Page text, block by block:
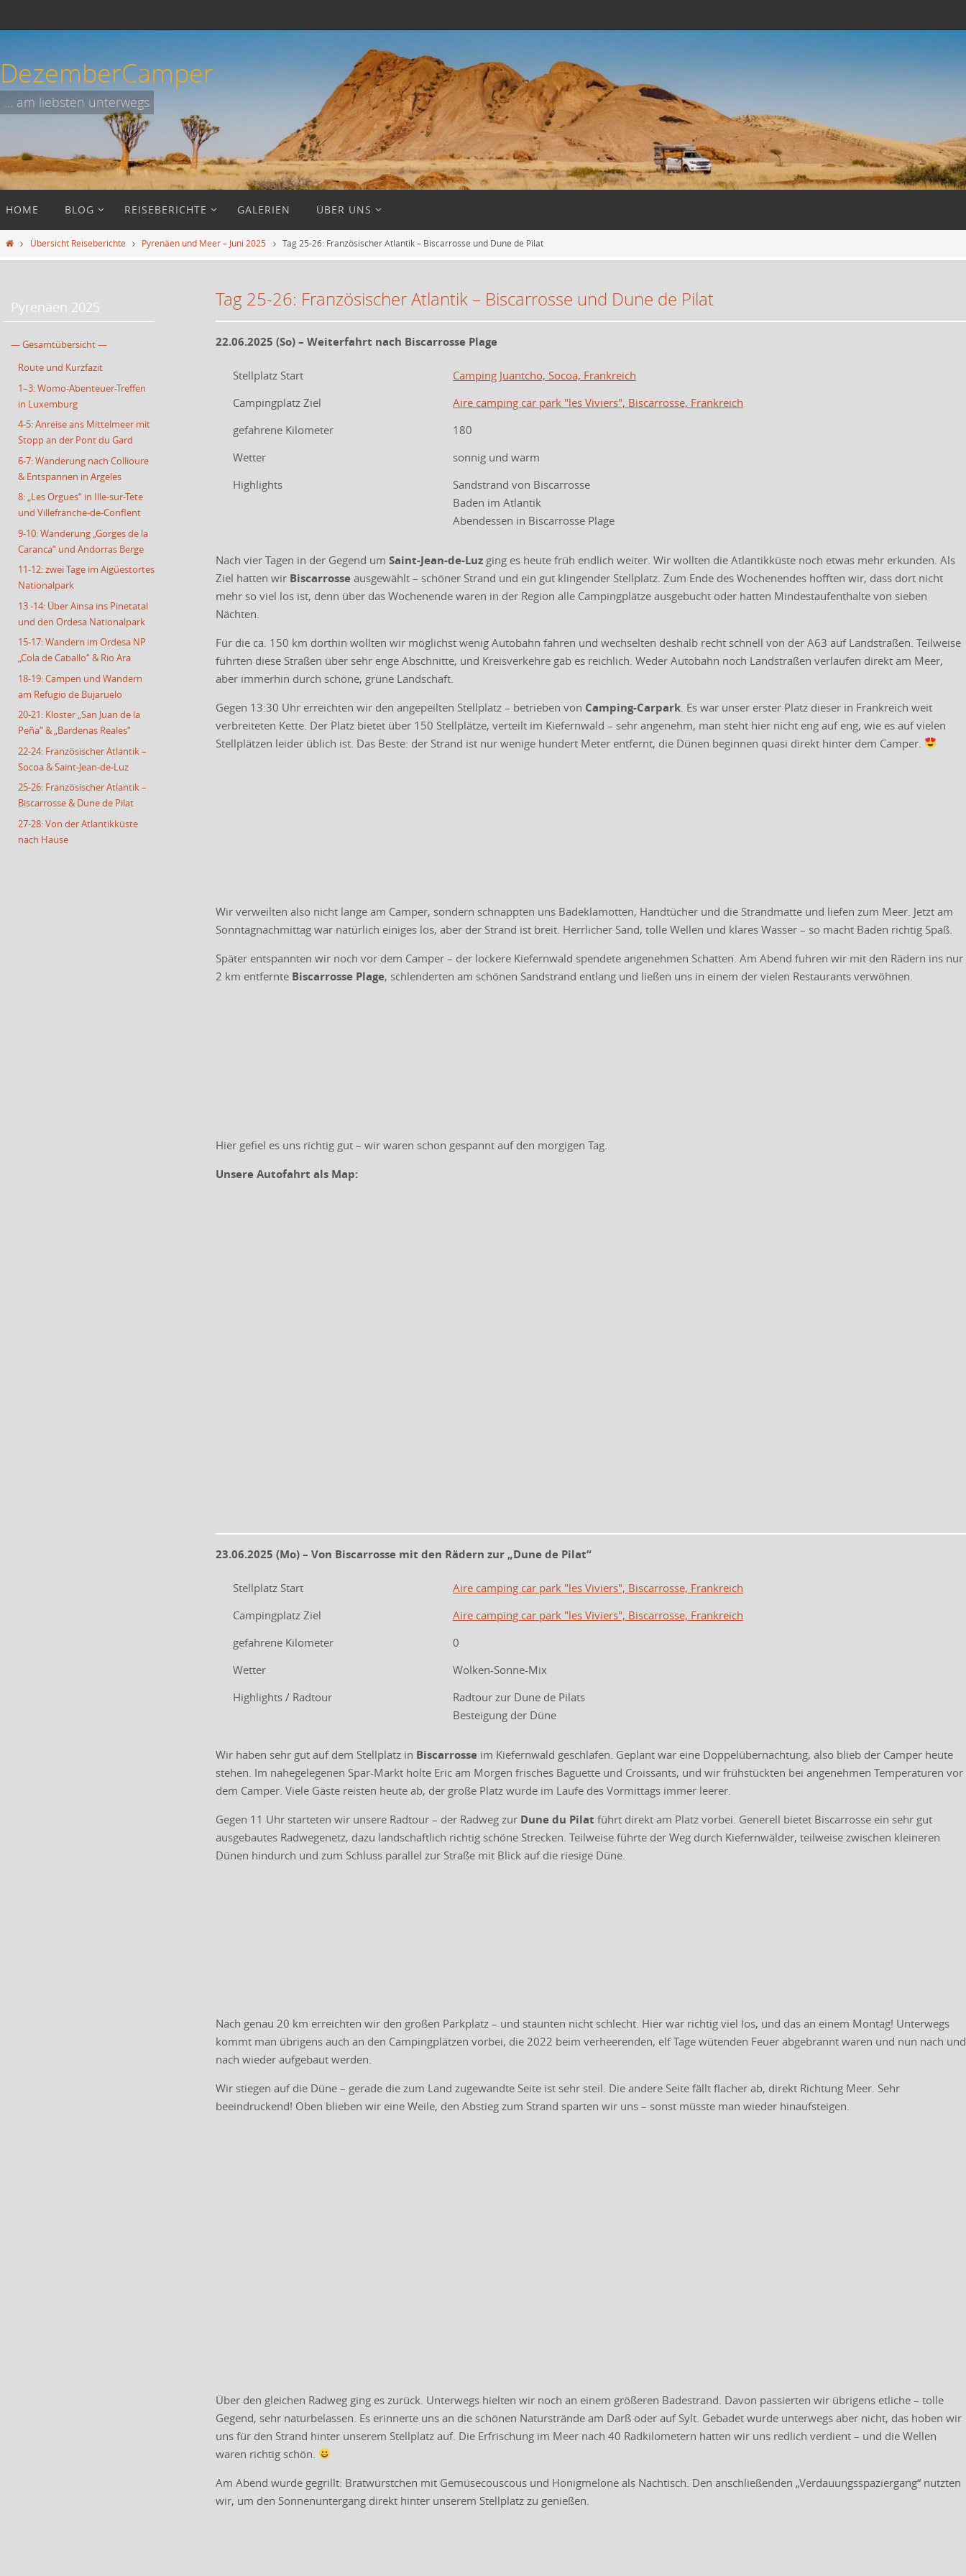
DezemberCamper
... am liebsten unterwegs
Inhalt
springen
HOME BLOG REISEBERICHTE GALERIEN ÜBER UNS
StartÜbersicht Reiseberichte Pyrenäen und Meer – Juni 2025 Tag 25-26: Französischer Atlantik – Biscarrosse und Dune de Pilat
Tag 25-26: Französischer Atlantik – Biscarrosse und Dune de Pilat
22.06.2025 (So) – Weiterfahrt nach Biscarrosse Plage
Stellplatz Start
Camping Juantcho, Socoa, Frankreich
Campingplatz Ziel
Aire camping car park "les Viviers", Biscarrosse, Frankreich
gefahrene Kilometer
180
Wetter
sonnig und warm
Highlights
Sandstrand von Biscarrosse
Baden im Atlantik
Abendessen in Biscarrosse Plage
Nach vier Tagen in der Gegend um Saint-Jean-de-Luz ging es heute früh endlich weiter. Wir wollten die Atlantikküste noch etwas mehr erkunden. Als
Ziel hatten wir Biscarrosse ausgewählt – schöner Strand und ein gut klingender Stellplatz. Zum Ende des Wochenendes hofften wir, dass dort nicht
mehr so viel los ist, denn über das Wochenende waren in der Region alle Campingplätze ausgebucht oder hatten Mindestaufenthalte von sieben
Nächten.
Für die ca. 150 km dorthin wollten wir möglichst wenig Autobahn fahren und wechselten deshalb recht schnell von der A63 auf Landstraßen. Teilweise
führten diese Straßen über sehr enge Abschnitte, und Kreisverkehre gab es reichlich. Weder Autobahn noch Landstraßen verlaufen direkt am Meer,
aber immerhin durch schöne, grüne Landschaft.
Gegen 13:30 Uhr erreichten wir den angepeilten Stellplatz – betrieben von Camping-Carpark . Es war unser erster Platz dieser in Frankreich weit
verbreiteten Kette. Der Platz bietet über 150 Stellplätze, verteilt im Kiefernwald – sehr angenehm, man steht hier nicht eng auf eng, wie es auf vielen
Stellplätzen leider üblich ist. Das Beste: der Strand ist nur wenige hundert Meter entfernt, die Dünen beginnen quasi direkt hinter dem Camper.
Wir verweilten also nicht lange am Camper, sondern schnappten uns Badeklamotten, Handtücher und die Strandmatte und liefen zum Meer. Jetzt am
Sonntagnachmittag war natürlich einiges los, aber der Strand ist breit. Herrlicher Sand, tolle Wellen und klares Wasser – so macht Baden richtig Spaß.
Später entspannten wir noch vor dem Camper – der lockere Kiefernwald spendete angenehmen Schatten. Am Abend fuhren wir mit den Rädern ins nur
2 km entfernte Biscarrosse Plage, schlenderten am schönen Sandstrand entlang und ließen uns in einem der vielen Restaurants verwöhnen.
Hier gefiel es uns richtig gut – wir waren schon gespannt auf den morgigen Tag.
Unsere Autofahrt als Map:
23.06.2025 (Mo) – Von Biscarrosse mit den Rädern zur „Dune de Pilat“
Stellplatz Start
Aire camping car park "les Viviers", Biscarrosse, Frankreich
Campingplatz Ziel
Aire camping car park "les Viviers", Biscarrosse, Frankreich
gefahrene Kilometer
0
Wetter
Wolken-Sonne-Mix
Highlights / Radtour
Radtour zur Dune de Pilats
Besteigung der Düne
Wir haben sehr gut auf dem Stellplatz in Biscarrosse im Kiefernwald geschlafen. Geplant war eine Doppelübernachtung, also blieb der Camper heute
stehen. Im nahegelegenen Spar-Markt holte Eric am Morgen frisches Baguette und Croissants, und wir frühstückten bei angenehmen Temperaturen vor
dem Camper. Viele Gäste reisten heute ab, der große Platz wurde im Laufe des Vormittags immer leerer.
Gegen 11 Uhr starteten wir unsere Radtour – der Radweg zur Dune du Pilat führt direkt am Platz vorbei. Generell bietet Biscarrosse ein sehr gut
ausgebautes Radwegenetz, dazu landschaftlich richtig schöne Strecken. Teilweise führte der Weg durch Kiefernwälder, teilweise zwischen kleineren
Dünen hindurch und zum Schluss parallel zur Straße mit Blick auf die riesige Düne.
Nach genau 20 km erreichten wir den großen Parkplatz – und staunten nicht schlecht. Hier war richtig viel los, und das an einem Montag! Unterwegs
kommt man übrigens auch an den Campingplätzen vorbei, die 2022 beim verheerenden, elf Tage wütenden Feuer abgebrannt waren und nun nach und
nach wieder aufgebaut werden.
Wir stiegen auf die Düne – gerade die zum Land zugewandte Seite ist sehr steil. Die andere Seite fällt flacher ab, direkt Richtung Meer. Sehr
beeindruckend! Oben blieben wir eine Weile, den Abstieg zum Strand sparten wir uns – sonst müsste man wieder hinaufsteigen.
Über den gleichen Radweg ging es zurück. Unterwegs hielten wir noch an einem größeren Badestrand. Davon passierten wir übrigens etliche – tolle
Gegend, sehr naturbelassen. Es erinnerte uns an die schönen Naturstrände am Darß oder auf Sylt. Gebadet wurde unterwegs aber nicht, das hoben wir
uns für den Strand hinter unserem Stellplatz auf. Die Erfrischung im Meer nach 40 Radkilometern hatten wir uns redlich verdient – und die Wellen
waren richtig schön.
Am Abend wurde gegrillt: Bratwürstchen mit Gemüsecouscous und Honigmelone als Nachtisch. Den anschließenden „Verdauungsspaziergang“ nutzten
wir, um den Sonnenuntergang direkt hinter unserem Stellplatz zu genießen.
Pyrenäen 2025
— Gesamtübersicht —
Route und Kurzfazit
1–3: Womo-Abenteuer-Treffen
in Luxemburg
4-5: Anreise ans Mittelmeer mit
Stopp an der Pont du Gard
6-7: Wanderung nach Collioure
& Entspannen in Argeles
8: „Les Orgues“ in Ille-sur-Tete
und Villefranche-de-Conflent
9-10: Wanderung „Gorges de la
Caranca“ und Andorras Berge
11-12: zwei Tage im Aigüestortes
Nationalpark
13 -14: Über Ainsa ins Pinetatal
und den Ordesa Nationalpark
15-17: Wandern im Ordesa NP
„Cola de Caballo“ & Rio Ara
18-19: Campen und Wandern
am Refugio de Bujaruelo
20-21: Kloster „San Juan de la
Peña“ & „Bardenas Reales“
22-24: Französischer Atlantik –
Socoa & Saint-Jean-de-Luz
25-26: Französischer Atlantik –
Biscarrosse & Dune de Pilat
27-28: Von der Atlantikküste
nach Hause